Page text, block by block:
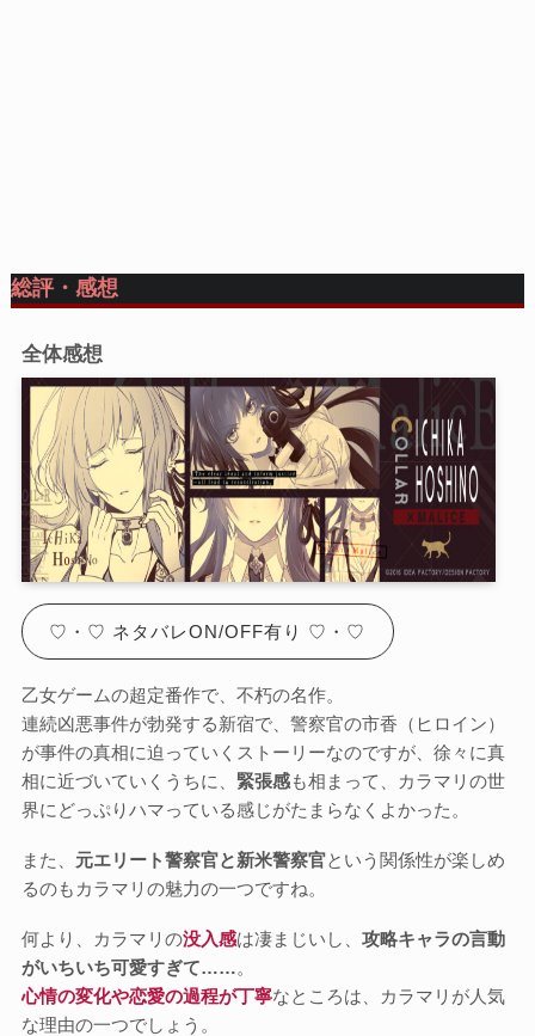
総評・感想
全体感想
♡・♡ ネタバレON/OFF有り ♡・♡
乙女ゲームの超定番作で、不朽の名作。
連続凶悪事件が勃発する新宿で、警察官の市香（ヒロイン）
が事件の真相に迫っていくストーリーなのですが、徐々に真
相に近づいていくうちに、 緊張感も相まって、カラマリの世
界にどっぷりハマっている感じがたまらなくよかった。
また、 元エリート警察官と新米警察官という関係性が楽しめ
るのもカラマリの魅力の一つですね。
何より、カラマリの没入感は凄まじいし、 攻略キャラの言動
がいちいち可愛すぎて……。
心情の変化や恋愛の過程が丁寧なところは、カラマリが人気
な理由の一つでしょう。